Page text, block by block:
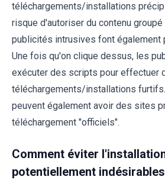
téléchargements/installations
risque d'autoriser du contenu
publicités intrusives font également
Une fois qu'on clique dessus, les
exécuter des scripts pour effectuer
téléchargements/installations
peuvent également avoir des sites
téléchargement "officiels".
Comment éviter
potentiellement